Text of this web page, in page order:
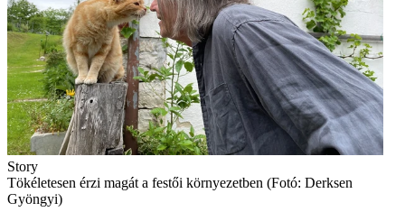
Story
Tökéletesen érzi magát a festői környezetben (Fotó: Derksen
Gyöngyi)